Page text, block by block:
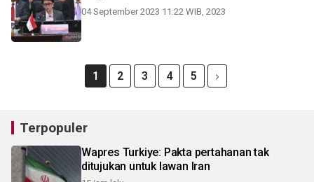
04 September 2023 11:22 WIB, 2023
1 2 3 4 5
Terpopuler
Wapres Turkiye: Pakta pertahanan tak
ditujukan untuk lawan Iran